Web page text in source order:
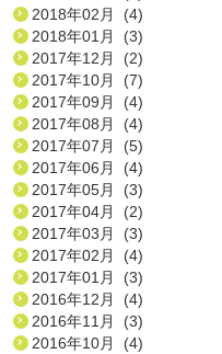
2018年02月 (4)
2018年01月 (3)
2017年12月 (2)
2017年10月 (7)
2017年09月 (4)
2017年08月 (4)
2017年07月 (5)
2017年06月 (4)
2017年05月 (3)
2017年04月 (2)
2017年03月 (3)
2017年02月 (4)
2017年01月 (3)
2016年12月 (4)
2016年11月 (3)
2016年10月 (4)